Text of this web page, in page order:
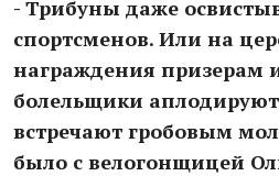
- Трибуны даже
спортсменов. Или на
награждения призерам
болельщики
встречают гробовым
было с велогонщицей